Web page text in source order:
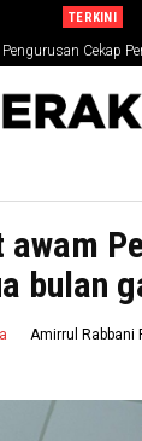
TERKINI
Cekap
Pertanian
awam
bulan
Amirrul Rabbani